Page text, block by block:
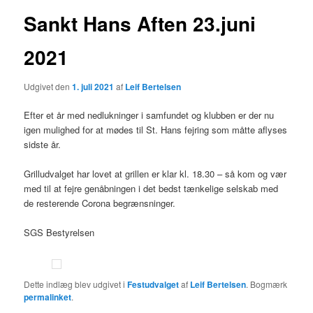
Sankt Hans Aften 23.juni
2021
Udgivet den1. juli 2021 af Leif Bertelsen
Efter et år med nedlukninger i samfundet og klubben er der nu
igen mulighed for at mødes til St. Hans fejring som måtte aflyses
sidste år.
Grilludvalget har lovet at grillen er klar kl. 18.30 – så kom og vær
med til at fejre genåbningen i det bedst tænkelige selskab med
de resterende Corona begrænsninger.
SGS Bestyrelsen
Dette indlæg blev udgivet iFestudvalgetaf Leif Bertelsen. Bogmærk
permalinket.